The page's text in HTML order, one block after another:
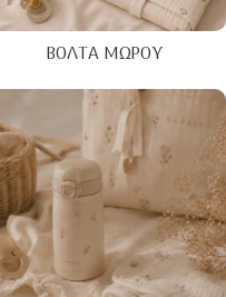
ΒΌΛΤΑ ΜΩΡΟΎ